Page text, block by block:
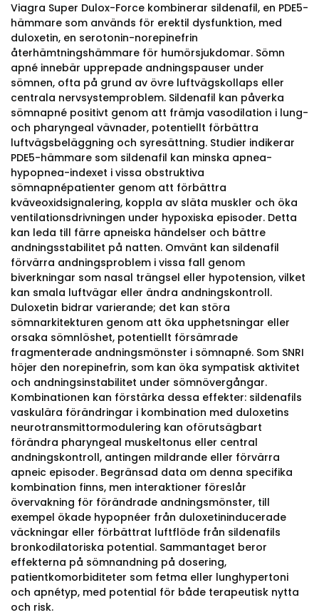
Viagra Super Dulox-Force kombinerar sildenafil, en PDE5-
hämmare som används för erektil dysfunktion, med
duloxetin, en serotonin-norepinefrin
återhämtningshämmare för humörsjukdomar. Sömn
apné innebär upprepade andningspauser under
sömnen, ofta på grund av övre luftvägskollaps eller
centrala nervsystemproblem. Sildenafil kan påverka
sömnapné positivt genom att främja vasodilation i lung-
och pharyngeal vävnader, potentiellt förbättra
luftvägsbeläggning och syresättning. Studier indikerar
PDE5-hämmare som sildenafil kan minska apnea-
hypopnea-indexet i vissa obstruktiva
sömnapnépatienter genom att förbättra
kväveoxidsignalering, koppla av släta muskler och öka
ventilationsdrivningen under hypoxiska episoder. Detta
kan leda till färre apneiska händelser och bättre
andningsstabilitet på natten. Omvänt kan sildenafil
förvärra andningsproblem i vissa fall genom
biverkningar som nasal trängsel eller hypotension, vilket
kan smala luftvägar eller ändra andningskontroll.
Duloxetin bidrar varierande; det kan störa
sömnarkitekturen genom att öka upphetsningar eller
orsaka sömnlöshet, potentiellt försämrade
fragmenterade andningsmönster i sömnapné. Som SNRI
höjer den norepinefrin, som kan öka sympatisk aktivitet
och andningsinstabilitet under sömnövergångar.
Kombinationen kan förstärka dessa effekter: sildenafils
vaskulära förändringar i kombination med duloxetins
neurotransmittormodulering kan oförutsägbart
förändra pharyngeal muskeltonus eller central
andningskontroll, antingen mildrande eller förvärra
apneic episoder. Begränsad data om denna specifika
kombination finns, men interaktioner föreslår
övervakning för förändrade andningsmönster, till
exempel ökade hypopnéer från duloxetininducerade
väckningar eller förbättrat luftflöde från sildenafils
bronkodilatoriska potential. Sammantaget beror
effekterna på sömnandning på dosering,
patientkomorbiditeter som fetma eller lunghypertoni
och apnétyp, med potential för både terapeutisk nytta
och risk.